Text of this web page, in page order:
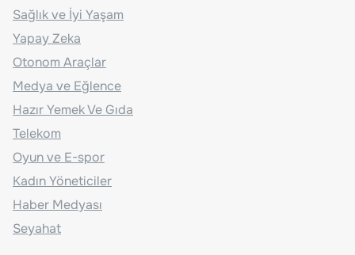
Sağlık ve İyi Yaşam
Yapay Zeka
Otonom Araçlar
Medya ve Eğlence
Hazır Yemek Ve Gıda
Telekom
Oyun ve E-spor
Kadın Yöneticiler
Haber Medyası
Seyahat